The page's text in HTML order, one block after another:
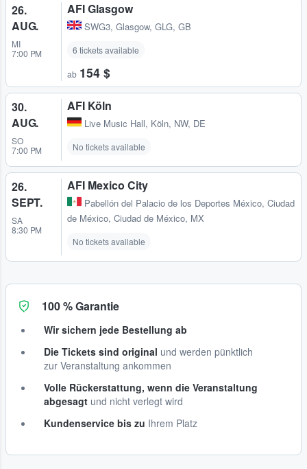
26.
AUG.
MI
7:00 PM
AFI Glasgow
SWG3, Glasgow, GLG, GB
6 tickets available
ab 154 $
30.
AUG.
SO
7:00 PM
AFI Köln
Live Music Hall, Köln, NW, DE
No tickets available
26.
SEPT.
SA
8:30 PM
AFI Mexico City
Pabellón del Palacio de los Deportes México, Ciudad
de México, Ciudad de México, MX
No tickets available
100 % Garantie
Wir sichern jede Bestellung ab
Die Tickets sind original und werden pünktlich
zur Veranstaltung ankommen
Volle Rückerstattung, wenn die Veranstaltung
abgesagt und nicht verlegt wird
Kundenservice bis zu Ihrem Platz